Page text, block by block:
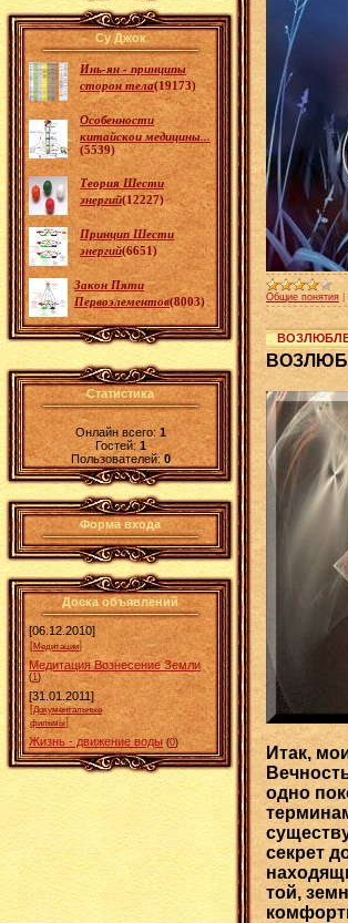
Су Джок
Инь-ян - принципы
сторон тела(19173)
Особенности
китайскои медицины...
(5539)
Теория Шести
энергий(12227)
Принцип Шести
энергий(6651)
Закон Пяти
Первоэлементов(8003)
Статистика
Онлайн всего: 1
Гостей: 1
Пользователей:0
Форма входа
Доска объявлений
[06.12.2010]
[Медитации]
Медитация Вознесение Земли
(1)
[31.01.2011]
[Документальные
фильмы]
Жизнь - движение воды (0)
Общие понятия
Итак,
одно
секрет
той,